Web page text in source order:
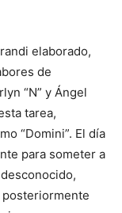
elaborado,
de
“N” y Ángel
tarea,
“Domini”. El día
para someter a